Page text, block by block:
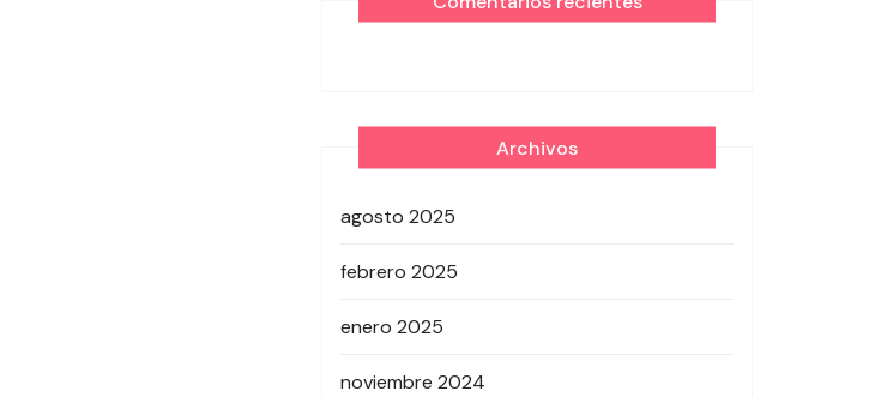
Archivos
agosto 2025
febrero 2025
enero 2025
noviembre 2024